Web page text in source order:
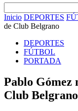
Inicio DEPORTES
de Club Belgrano
DEPORTES
FÚTBOL
PORTADA
Pablo Gómez
Club Belgrano